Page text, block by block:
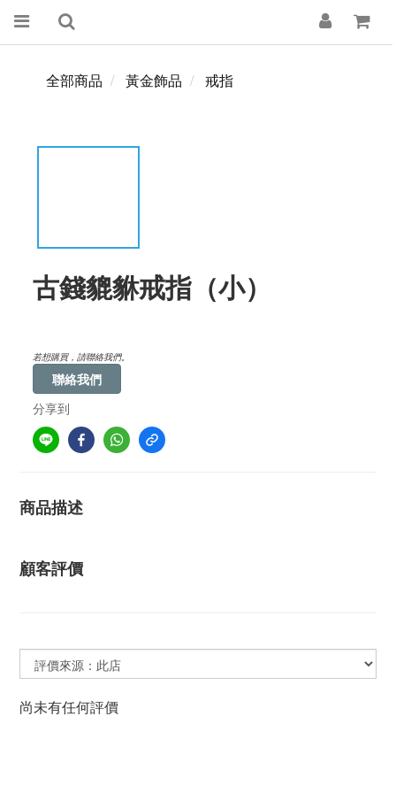
全部商品 黃金飾品 戒指
古錢貔貅戒指（小）
若想購買，請聯絡我們。
聯絡我們
分享到
商品描述
顧客評價
尚未有任何評價